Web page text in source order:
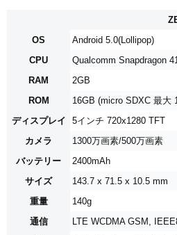
OS
Android 5.0(Lollipop)
CPU
Qualcomm Snapdragon
RAM
2GB
ROM
16GB (micro SDXC 最大
ディスプレイ
5インチ 720x1280 TFT
カメラ
1300万画素/500万画素
バッテリー
2400mAh
サイズ
143.7 x 71.5 x 10.5 mm
重量
140g
通信
LTE WCDMA GSM,